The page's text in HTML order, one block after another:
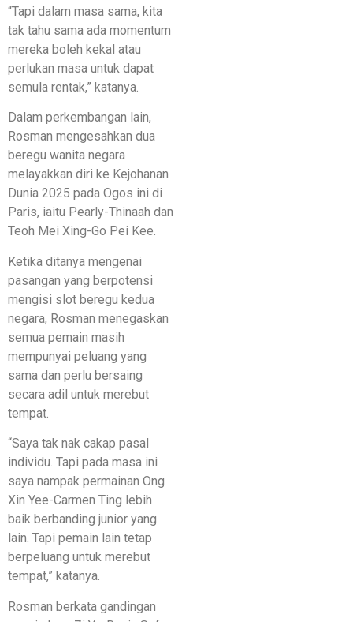
“Tapi dalam masa sama, kita
tak tahu sama ada momentum
mereka boleh kekal atau
perlukan masa untuk dapat
semula rentak,” katanya.
Dalam perkembangan lain,
Rosman mengesahkan dua
beregu wanita negara
melayakkan diri ke Kejohanan
Dunia 2025 pada Ogos ini di
Paris, iaitu Pearly-Thinaah dan
Teoh Mei Xing-Go Pei Kee.
Ketika ditanya mengenai
pasangan yang berpotensi
mengisi slot beregu kedua
negara, Rosman menegaskan
semua pemain masih
mempunyai peluang yang
sama dan perlu bersaing
secara adil untuk merebut
tempat.
“Saya tak nak cakap pasal
individu. Tapi pada masa ini
saya nampak permainan Ong
Xin Yee-Carmen Ting lebih
baik berbanding junior yang
lain. Tapi pemain lain tetap
berpeluang untuk merebut
tempat,” katanya.
Rosman berkata gandingan